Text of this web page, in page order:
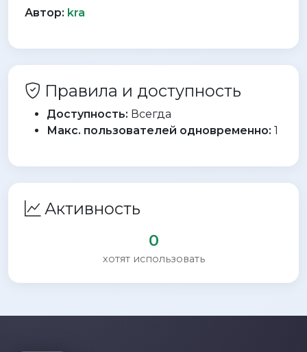
Автор: kra
Правила и доступность
Доступность: Всегда
Макс. пользователей одновременно: 1
Активность
0
хотят использовать